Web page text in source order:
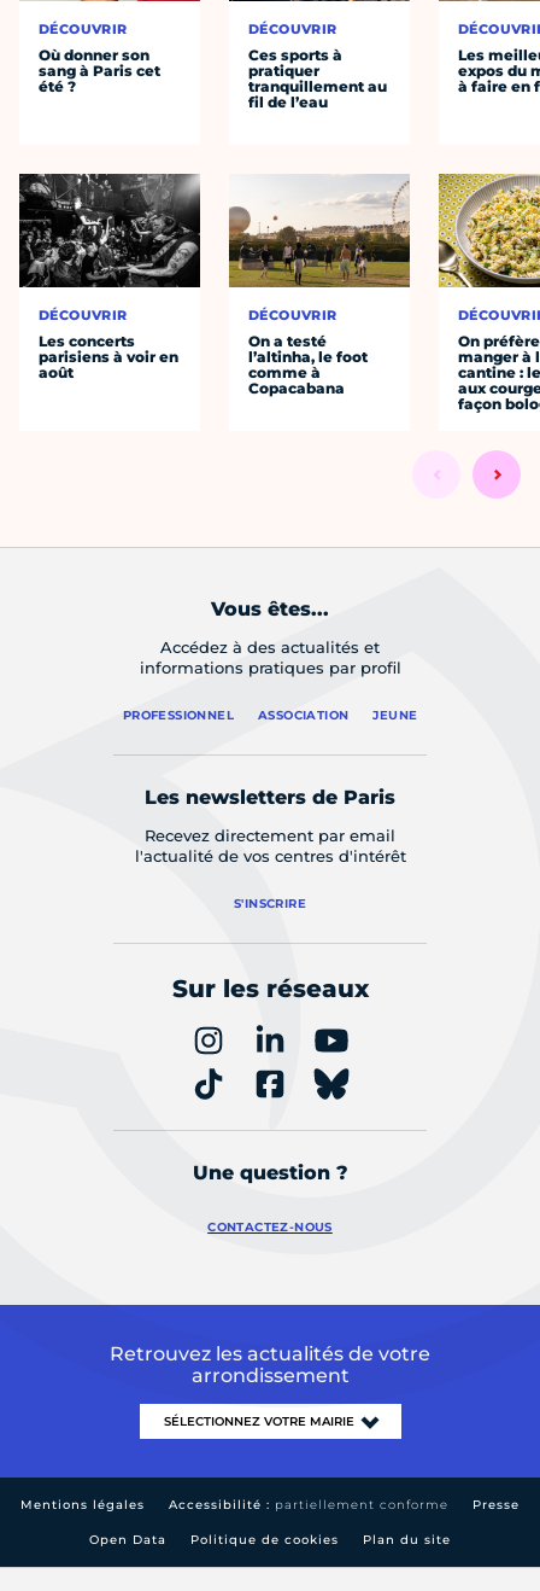
DÉCOUVRIR
Où donner son
sang à Paris cet
été ?
DÉCOUVRIR
Les concerts
parisiens à voir en
août
DÉCOUVRIR
Ces sports à
pratiquer
tranquillement au
fil de l’eau
DÉCOUVRIR
On a testé
l’altinha, le foot
comme à
Copacabana
Les
expos du
à faire en
On préfère
manger à
cantine :
aux
façon
Vous êtes...
Accédez à des actualités et
informations pratiques par profil
PROFESSIONNEL ASSOCIATION JEUNE
Les newsletters de Paris
Recevez directement par email
l'actualité de vos centres d'intérêt
S'INSCRIRE
Sur les réseaux
Une question ?
CONTACTEZ-NOUS
Retrouvez les actualités de votre
arrondissement
Mentions légales Accessibilité : partiellement conforme Presse
Open Data Politique de cookies Plan du site